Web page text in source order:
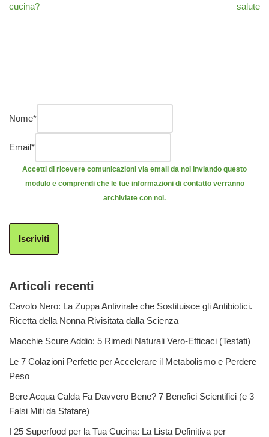
cucina?
salute
Nome*
Email*
Accetti di ricevere comunicazioni via email da noi inviando questo
modulo e comprendi che le tue informazioni di contatto verranno
archiviate con noi.
Iscriviti
Articoli recenti
Cavolo Nero: La Zuppa Antivirale che Sostituisce gli Antibiotici.
Ricetta della Nonna Rivisitata dalla Scienza
Macchie Scure Addio: 5 Rimedi Naturali Vero-Efficaci (Testati)
Le 7 Colazioni Perfette per Accelerare il Metabolismo e Perdere
Peso
Bere Acqua Calda Fa Davvero Bene? 7 Benefici Scientifici (e 3
Falsi Miti da Sfatare)
I 25 Superfood per la Tua Cucina: La Lista Definitiva per